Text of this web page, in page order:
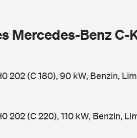
Mercedes-Benz C-
202 (C 180), 90 kW, Benzin,
202 (C 220), 110 kW, Benzin,